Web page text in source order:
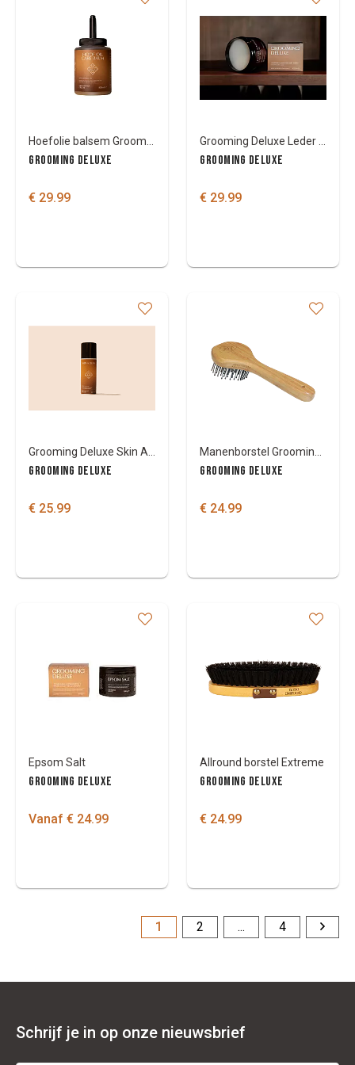
GROOMING DELUXE
€ 29.99
GROOMING DELUXE
€ 29.99
GROOMING DELUXE
€ 25.99
GROOMING DELUXE
€ 24.99
Epsom Salt
GROOMING DELUXE
Vanaf € 24.99
Allround borstel Extreme
GROOMING DELUXE
€ 24.99
1 2 ... 4
Schrijf je in op onze nieuwsbrief